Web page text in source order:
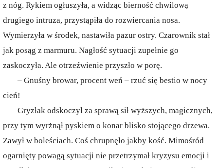
z nóg. Rykiem ogłuszyła, a widząc bierność chwilową
drugiego intruza, przystąpiła do rozwiercania nosa.
Wymierzyła w środek, nastawiła pazur ostry. Czarownik stał
jak posąg z marmuru. Nagłość sytuacji zupełnie go
zaskoczyła. Ale otrzeźwienie przyszło w porę.
– Gnuśny browar, procent weń – rzuć się bestio w nocy
cień!
Gryzłak odskoczył za sprawą sił wyższych, magicznych,
przy tym wyrżnął pyskiem o konar blisko stojącego drzewa.
Zawył w boleściach. Coś chrupnęło jakby kość. Mimośród
ogarnięty powagą sytuacji nie przetrzymał kryzysu emocji i